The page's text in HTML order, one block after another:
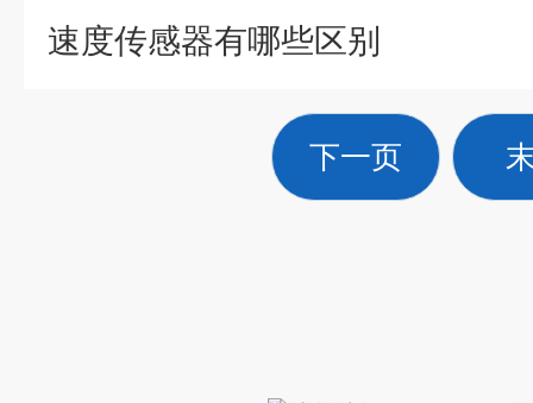
速度传感器有哪些区别
下一页